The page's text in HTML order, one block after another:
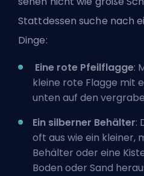
Stattdessen suche nach
Dinge:
Eine rote Pfeilflagge:
kleine rote Flagge mit
unten auf den
Ein silberner Behälter:
oft aus wie ein kleiner,
Behälter oder eine
Boden oder Sand